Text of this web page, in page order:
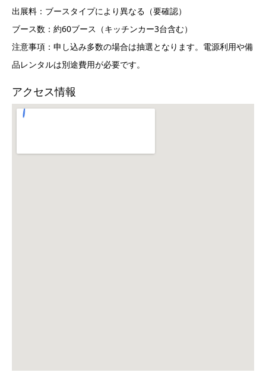
出展料：ブースタイプにより異なる（要確認）
ブース数：約60ブース（キッチンカー3台含む）
注意事項：申し込み多数の場合は抽選となります。電源利用や備
品レンタルは別途費用が必要です。
アクセス情報